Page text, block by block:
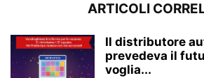
ARTICOLI
Il distributore
prevedeva il
voglia...